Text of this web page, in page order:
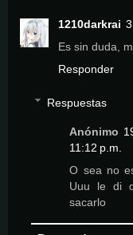
1210darkrai
Es sin duda,
Responder
Respuestas
Anónimo
11:12 p.m.
O sea no
Uuu le di
sacarlo